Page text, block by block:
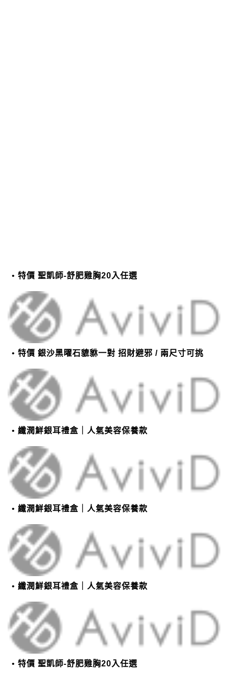
特價 聖凱師-舒肥雞胸20入任選
特價 銀沙黑曜石貔貅一對 招財避邪 / 兩尺寸可挑
纖潤鮮銀耳禮盒｜人氣美容保養款
纖潤鮮銀耳禮盒｜人氣美容保養款
纖潤鮮銀耳禮盒｜人氣美容保養款
特價 聖凱師-舒肥雞胸20入任選